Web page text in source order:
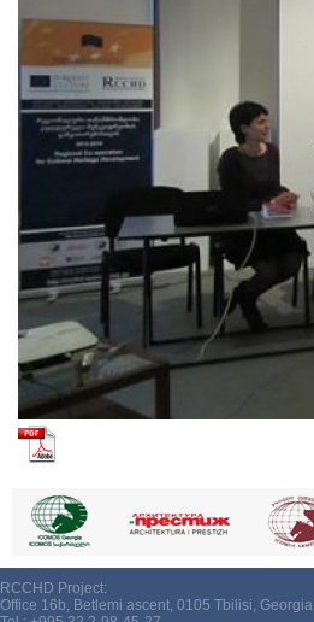
RCCHD Project:
Office 16b, Betlemi ascent, 0105 Tbilisi, Georgia